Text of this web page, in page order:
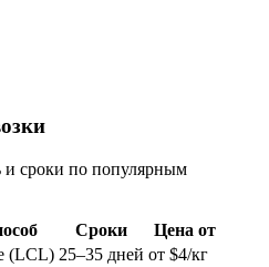
и сроки по популярным
Сроки
Цена от
(LCL) 25–35 дней от $4/кг